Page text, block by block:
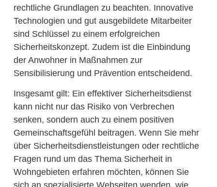
rechtliche Grundlagen zu beachten. Innovative
Technologien und gut ausgebildete Mitarbeiter
sind Schlüssel zu einem erfolgreichen
Sicherheitskonzept. Zudem ist die Einbindung
der Anwohner in Maßnahmen zur
Sensibilisierung und Prävention entscheidend.
Insgesamt gilt: Ein effektiver Sicherheitsdienst
kann nicht nur das Risiko von Verbrechen
senken, sondern auch zu einem positiven
Gemeinschaftsgefühl beitragen. Wenn Sie mehr
über Sicherheitsdienstleistungen oder rechtliche
Fragen rund um das Thema Sicherheit in
Wohngebieten erfahren möchten, können Sie
sich an spezialisierte Webseiten wenden, wie